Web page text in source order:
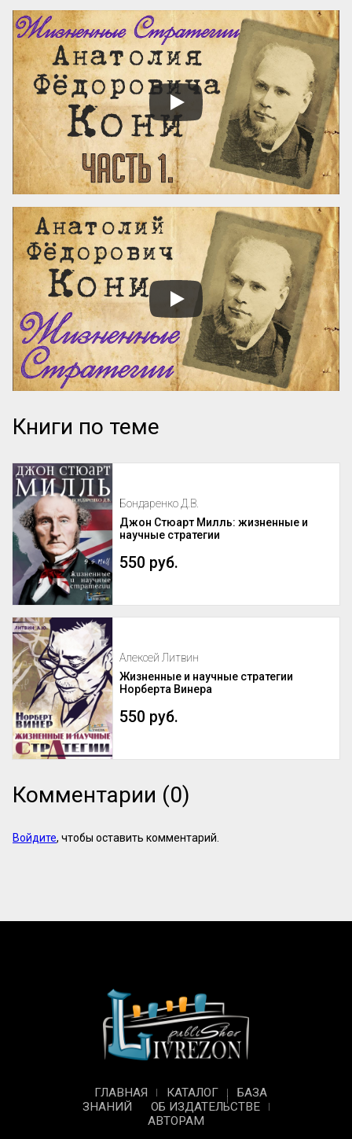
слов и выбирать курсы с практической
пользой.
Почему можно доверять анонсу?
Содержание публичного объявления
почти всегда отражает суть самой
программы. Если организаторы вложили
силы в качественный курс, они
обязательно напишут об этом конкретно.
И наоборот: размытые фразы и
отсутствие деталей – верный ...
Книги по теме
Бондаренко Д.В.
Джон Стюарт Милль: жизненные и
научные стратегии
550 руб.
Алексей Литвин
Жизненные и научные стратегии
Норберта Винера
550 руб.
Комментарии (0)
Войдите, чтобы оставить комментарий.
ГЛАВНАЯ КАТАЛОГ
БАЗА
ЗНАНИЙ
ОБ ИЗДАТЕЛЬСТВЕ
АВТОРАМ